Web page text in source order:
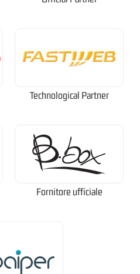
Technological Partner
Fornitore ufficiale